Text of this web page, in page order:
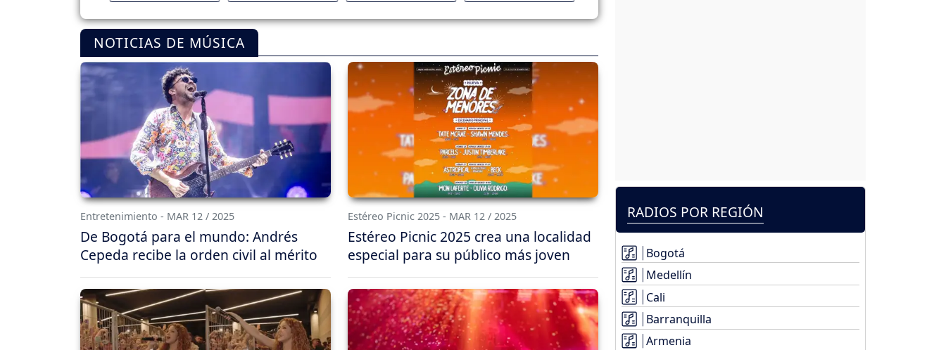
NOTICIAS DE MÚSICA
Entretenimiento - MAR 12 / 2025
De Bogotá para el mundo: Andrés
Cepeda recibe la orden civil al mérito
Estéreo Picnic 2025 - MAR 12 / 2025
Estéreo Picnic 2025 crea una localidad
especial para su público más joven
RADIOS POR REGIÓN
Bogotá
Medellín
Cali
Barranquilla
Armenia